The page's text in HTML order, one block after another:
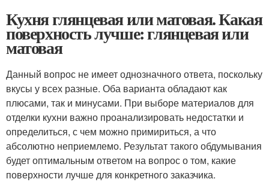
Кухня глянцевая или матовая. Какая
поверхность лучше: глянцевая или
матовая
Данный вопрос не имеет однозначного ответа, поскольку
вкусы у всех разные. Оба варианта обладают как
плюсами, так и минусами. При выборе материалов для
отделки кухни важно проанализировать недостатки и
определиться, с чем можно примириться, а что
абсолютно неприемлемо. Результат такого обдумывания
будет оптимальным ответом на вопрос о том, какие
поверхности лучше для конкретного заказчика.